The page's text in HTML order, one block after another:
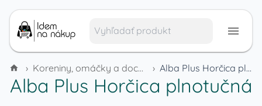
› Koreniny, omáčky a dochucovadlá › Alba Plus Horčica plnotučná
Alba Plus Horčica plnotučná